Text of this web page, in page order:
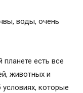
воды, очень
есть все
животных и
которые